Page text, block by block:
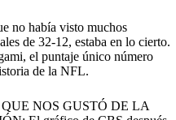
no había visto muchos
de 32-12, estaba en lo cierto.
el puntaje único número
de la NFL.
NOS GUSTÓ DE LA